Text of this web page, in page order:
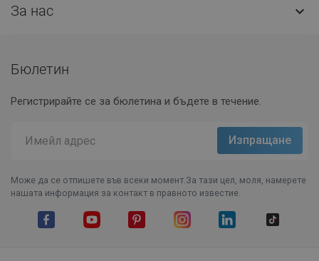
За нас 
Бюлетин
Регистрирайте се за бюлетина и бъдете в течение.
Може да се отпишете във всеки момент.За тази цел, моля, намерете
нашата информация за контакт в правното известие.